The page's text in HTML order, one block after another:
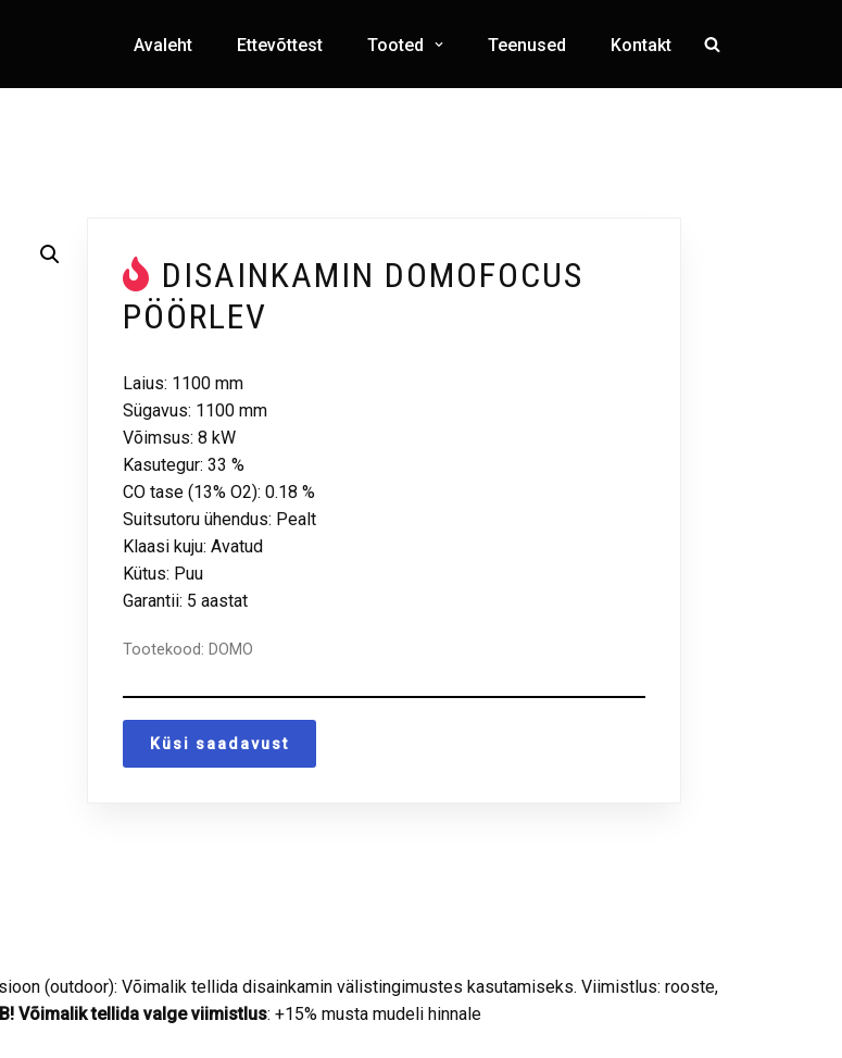
Avaleht Ettevõttest Tooted Teenused Kontakt
DISAINKAMIN DOMOFOCUS
PÖÖRLEV
Laius: 1100 mm
Sügavus: 1100 mm
Võimsus: 8 kW
Kasutegur: 33 %
CO tase (13% O2): 0.18 %
Suitsutoru ühendus: Pealt
Klaasi kuju: Avatud
Kütus: Puu
Garantii: 5 aastat
Tootekood:DOMO
Küsi saadavust
(outdoor): Võimalik tellida disainkamin välistingimustes kasutamiseks. Viimistlus: rooste,
Võimalik tellida valge viimistlus: +15% musta mudeli hinnale